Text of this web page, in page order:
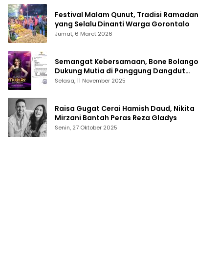
Festival Malam Qunut, Tradisi Ramadan
yang Selalu Dinanti Warga Gorontalo
Jumat, 6 Maret 2026
Semangat Kebersamaan, Bone Bolango
Dukung Mutia di Panggung Dangdut
Academy 7
Selasa, 11 November 2025
Raisa Gugat Cerai Hamish Daud, Nikita
Mirzani Bantah Peras Reza Gladys
Senin, 27 Oktober 2025